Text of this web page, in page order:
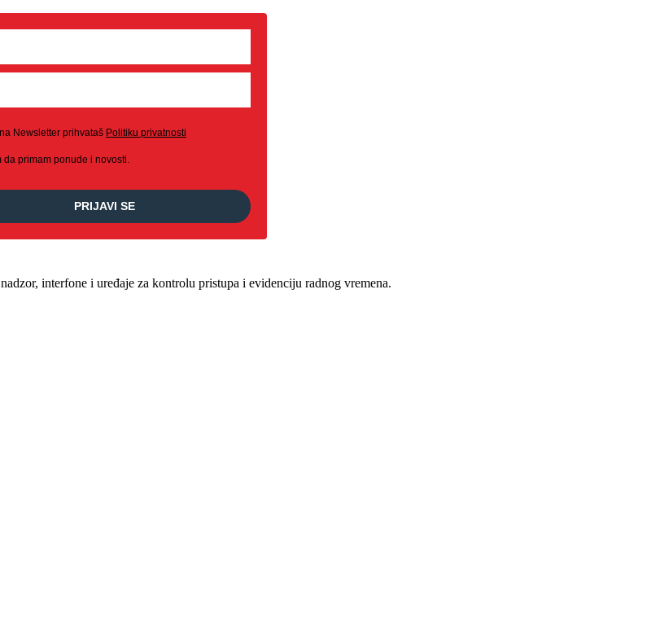
Newsletter prihvataš Politiku privatnosti
da primam ponude i novosti.
PRIJAVI SE
interfone i uređaje za kontrolu pristupa i evidenciju radnog vremena.